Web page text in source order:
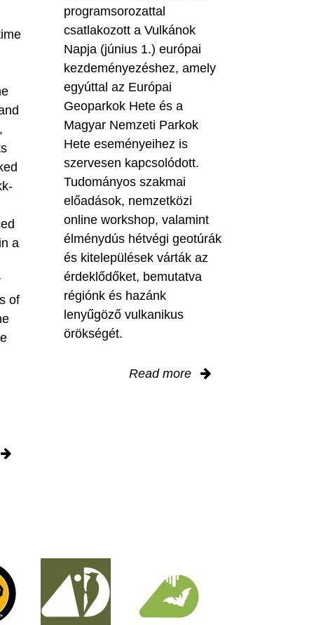
a
of
programsorozattal
csatlakozott a Vulkánok
Napja (június 1.) európai
kezdeményezéshez, amely
egyúttal az Európai
Geoparkok Hete és a
Magyar Nemzeti Parkok
Hete eseményeihez is
szervesen kapcsolódott.
Tudományos szakmai
előadások, nemzetközi
online workshop, valamint
élménydús hétvégi geotúrák
és kitelepülések várták az
érdeklődőket, bemutatva
régiónk és hazánk
lenyűgöző vulkanikus
örökségét.
Read more